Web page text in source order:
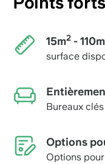
15m2- 110m
surface
Bureaux
Options
Options